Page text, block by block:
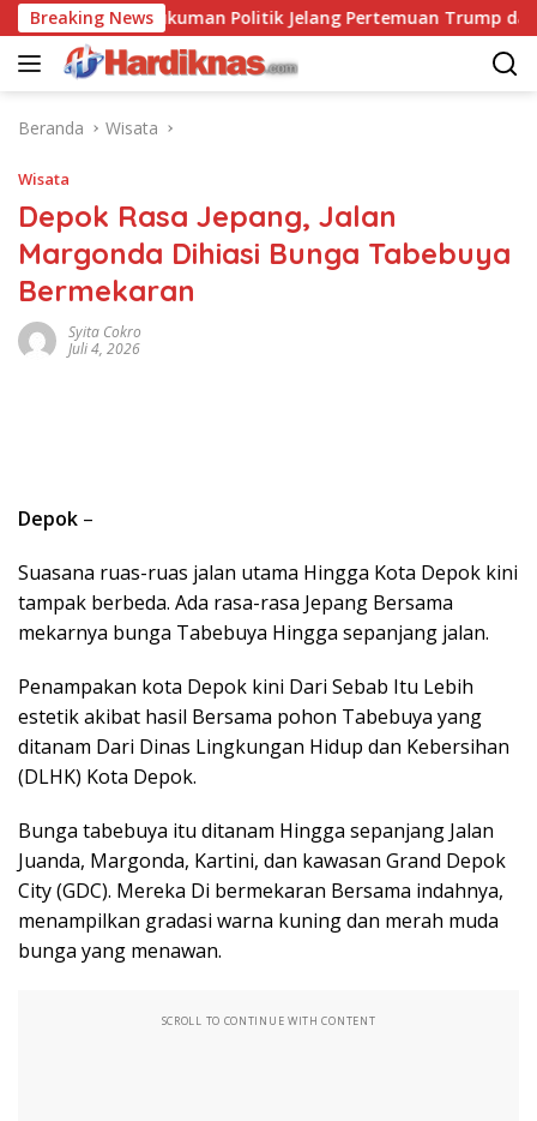
Langsung
ke
konten
Breaking News
Balas Hukuman Politik Jelang Pertemuan Trump dan Xi Jinping
Beranda Wisata
Wisata
Depok Rasa Jepang, Jalan
Margonda Dihiasi Bunga Tabebuya
Bermekaran
Syita Cokro
Juli 4, 2026
Depok –
Suasana ruas-ruas jalan utama Hingga Kota Depok kini
tampak berbeda. Ada rasa-rasa Jepang Bersama
mekarnya bunga Tabebuya Hingga sepanjang jalan.
Penampakan kota Depok kini Dari Sebab Itu Lebih
estetik akibat hasil Bersama pohon Tabebuya yang
ditanam Dari Dinas Lingkungan Hidup dan Kebersihan
(DLHK) Kota Depok.
Bunga tabebuya itu ditanam Hingga sepanjang Jalan
Juanda, Margonda, Kartini, dan kawasan Grand Depok
City (GDC). Mereka Di bermekaran Bersama indahnya,
menampilkan gradasi warna kuning dan merah muda
bunga yang menawan.
SCROLL TO CONTINUE WITH CONTENT